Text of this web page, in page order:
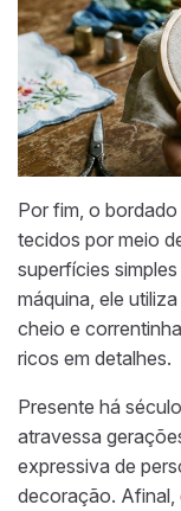
Por fim, o
tecidos por meio
superfícies
máquina, ele
cheio e
ricos em detalhes.
Presente há
atravessa
expressiva de
decoração. Afinal,